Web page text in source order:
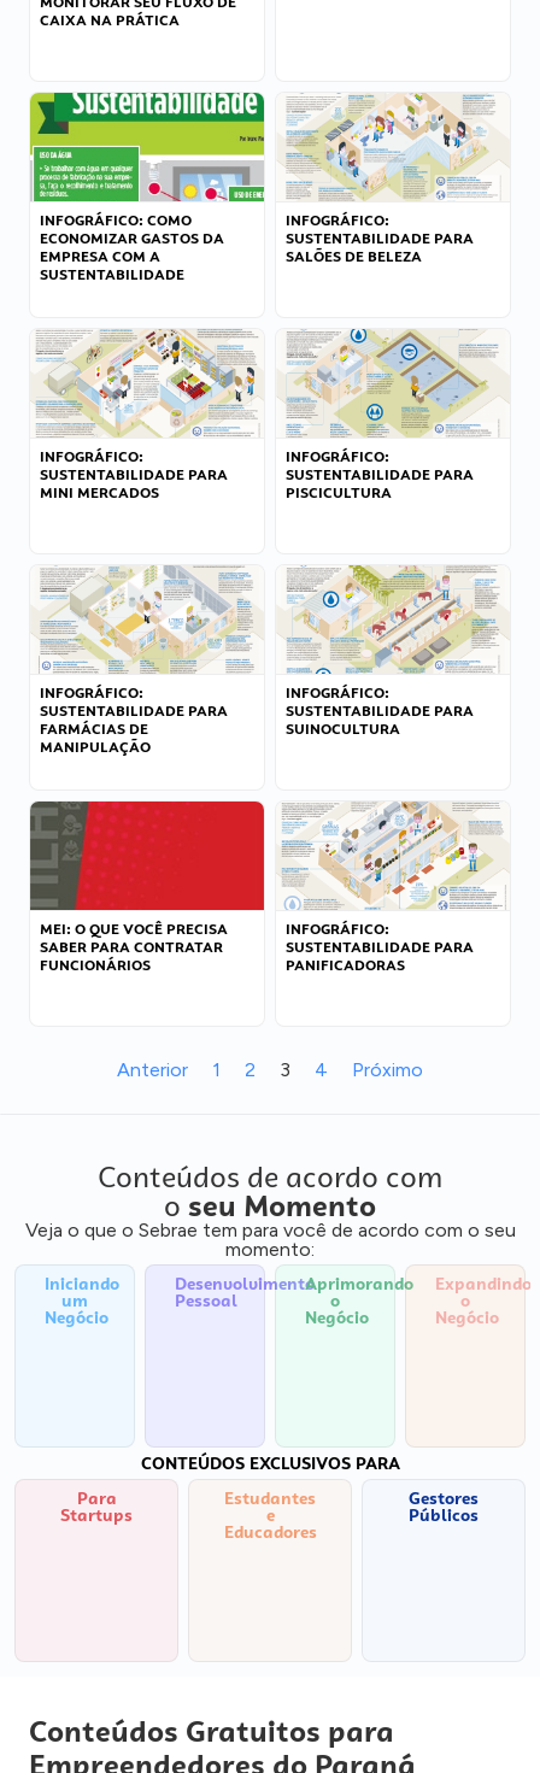
CAIXA NA PRÁTICA
INFOGRÁFICO: COMO
ECONOMIZAR GASTOS DA
EMPRESA COM A
SUSTENTABILIDADE
INFOGRÁFICO:
SUSTENTABILIDADE PARA
SALÕES DE BELEZA
INFOGRÁFICO:
SUSTENTABILIDADE PARA
MINI MERCADOS
INFOGRÁFICO:
SUSTENTABILIDADE PARA
PISCICULTURA
INFOGRÁFICO:
SUSTENTABILIDADE PARA
FARMÁCIAS DE
MANIPULAÇÃO
INFOGRÁFICO:
SUSTENTABILIDADE PARA
SUINOCULTURA
MEI: O QUE VOCÊ PRECISA
SABER PARA CONTRATAR
FUNCIONÁRIOS
INFOGRÁFICO:
SUSTENTABILIDADE PARA
PANIFICADORAS
Anterior 1 2 3 4 Próximo
Conteúdos de acordo com
o seu Momento
Veja o que o Sebrae tem para você de acordo com o seu
momento:
Iniciando
um
Negócio
Desenvolvimento
Pessoal
Aprimorando
o
Negócio
Expandindo
o
Negócio
CONTEÚDOS EXCLUSIVOS PARA
Para
Startups
Estudantes
e
Educadores
Gestores
Públicos
Conteúdos Gratuitos para